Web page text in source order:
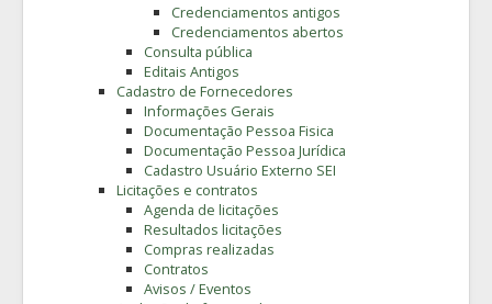
Credenciamentos antigos
Credenciamentos abertos
Consulta pública
Editais Antigos
Cadastro de Fornecedores
Informações Gerais
Documentação Pessoa Fisica
Documentação Pessoa Jurídica
Cadastro Usuário Externo SEI
Licitações e contratos
Agenda de licitações
Resultados licitações
Compras realizadas
Contratos
Avisos / Eventos